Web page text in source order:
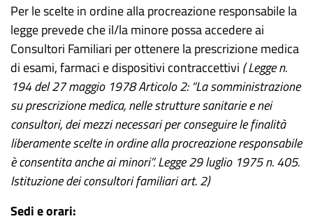
Per le scelte in ordine alla procreazione responsabile la
legge prevede che il/la minore possa accedere ai
Consultori Familiari per ottenere la prescrizione medica
di esami, farmaci e dispositivi contraccettivi ( Legge n.
194 del 27maggio 1978 Articolo 2: “La somministrazione
su prescrizione medica, nelle strutture sanitarie e nei
consultori, dei mezzi necessari per conseguire le finalità
liberamente scelte in ordine alla procreazione responsabile
è consentita anche ai minori”. Legge 29luglio 1975 n. 405.
Istituzione dei consultori familiari art. 2)
Sedi e orari: